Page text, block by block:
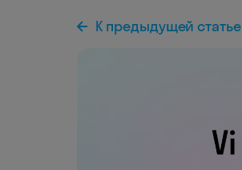
К предыдущей статье